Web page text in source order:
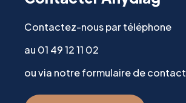
Contactez-nous par téléphone
au 01 49 12 11 02
ou via notre formulaire de contact